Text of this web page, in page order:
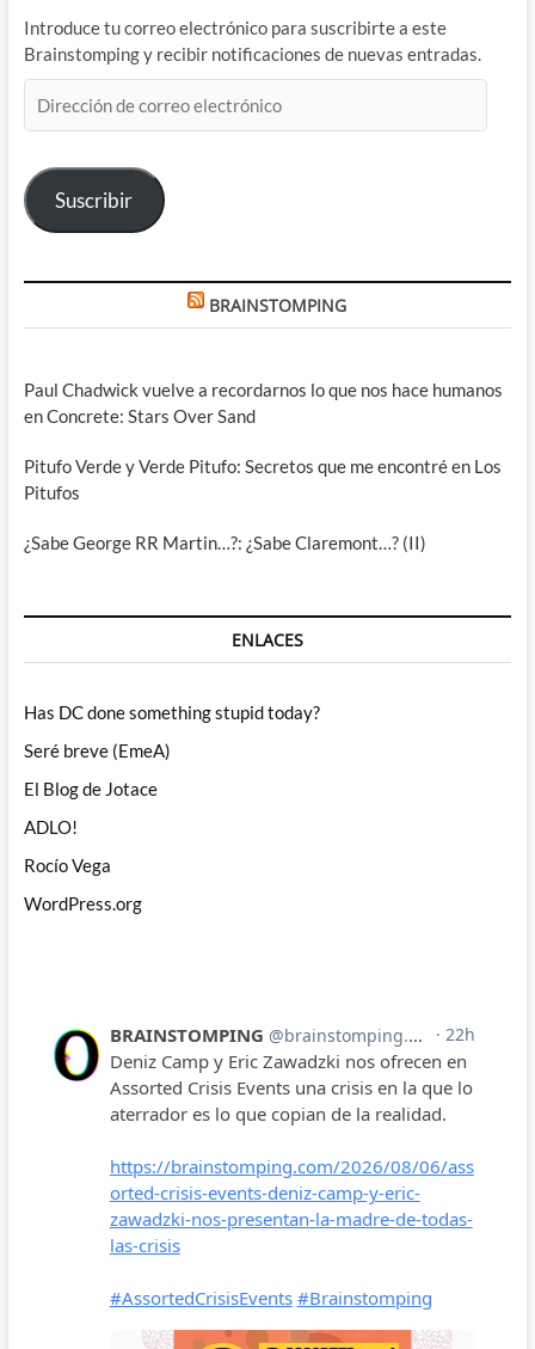
Introduce tu correo electrónico para suscribirte a este
Brainstomping y recibir notificaciones de nuevas entradas.
de
electrónico
Suscribir
BRAINSTOMPING
Paul Chadwick vuelve a recordarnos lo que nos hace humanos
en Concrete: Stars Over Sand
Pitufo Verde y Verde Pitufo: Secretos que me encontré en Los
Pitufos
¿Sabe George RR Martin…?: ¿Sabe Claremont…? (II)
ENLACES
Has DC done something stupid today?
Seré breve (EmeA)
El Blog de Jotace
ADLO!
Rocío Vega
WordPress.org